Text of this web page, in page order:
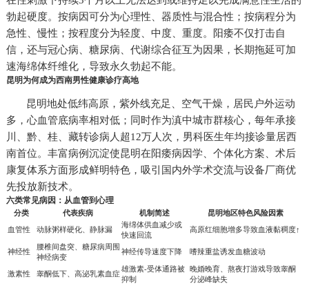
勃起硬度。按病因可分为心理性、器质性与混合性；按病程分为
急性、慢性；按程度分为轻度、中度、重度。阳痿不仅打击自
信，还与冠心病、糖尿病、代谢综合征互为因果，长期拖延可加
速海绵体纤维化，导致永久勃起不能。
昆明为何成为西南男性健康诊疗高地
昆明地处低纬高原，紫外线充足、空气干燥，居民户外运动
多，心血管底病率相对低；同时作为滇中城市群核心，每年承接
川、黔、桂、藏转诊病人超12万人次，男科医生年均接诊量居西
南首位。丰富病例沉淀使昆明在阳痿病因学、个体化方案、术后
康复体系方面形成鲜明特色，吸引国内外学术交流与设备厂商优
先投放新技术。
六类常见病因：从血管到心理
分类 代表疾病 机制简述
昆明地区特色风险因素
血管性
动脉粥样硬化、静脉漏
海绵体供血减少或
快速回流
高原红细胞增多导致血液黏稠度↑
神经性
腰椎间盘突、糖尿病周围
神经病变
神经传导速度下降 嗜辣重盐诱发血糖波动
激素性 睾酮低下、高泌乳素血症
雄激素-受体通路被
抑制
晚婚晚育、熬夜打游戏导致睾酮
分泌峰缺失